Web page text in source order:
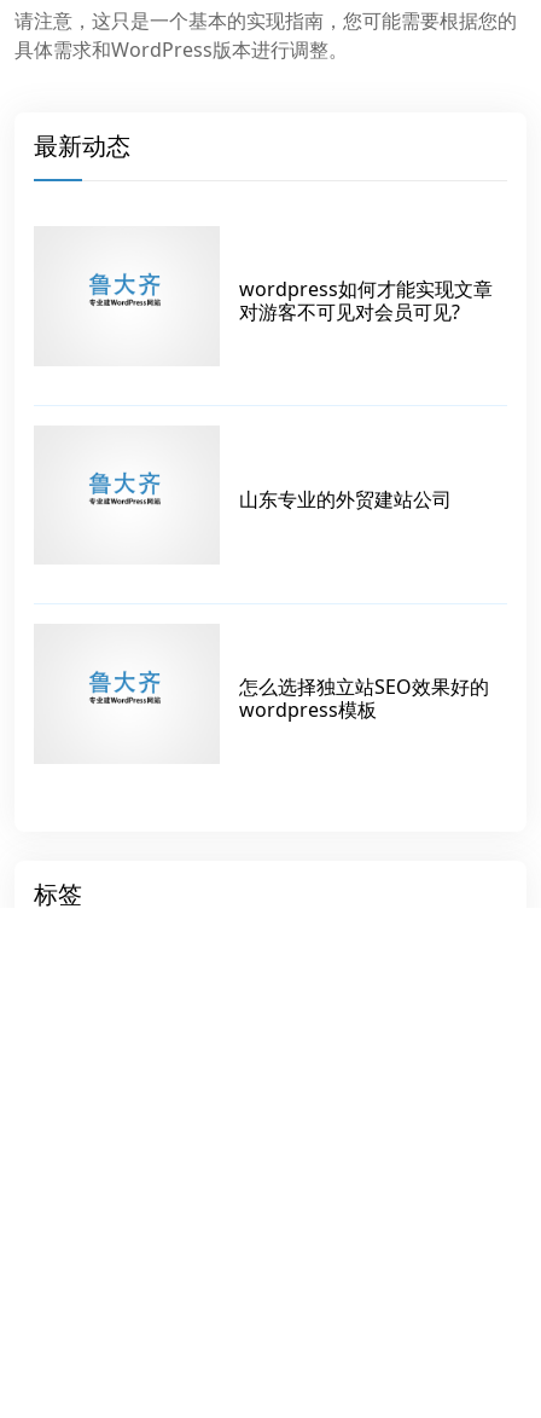
请注意，这只是一个基本的实现指南，您可能需要根据您的
具体需求和WordPress版本进行调整。
最新动态
wordpress如何才能实现文章
对游客不可见对会员可见?
山东专业的外贸建站公司
怎么选择独立站SEO效果好的
wordpress模板
标签